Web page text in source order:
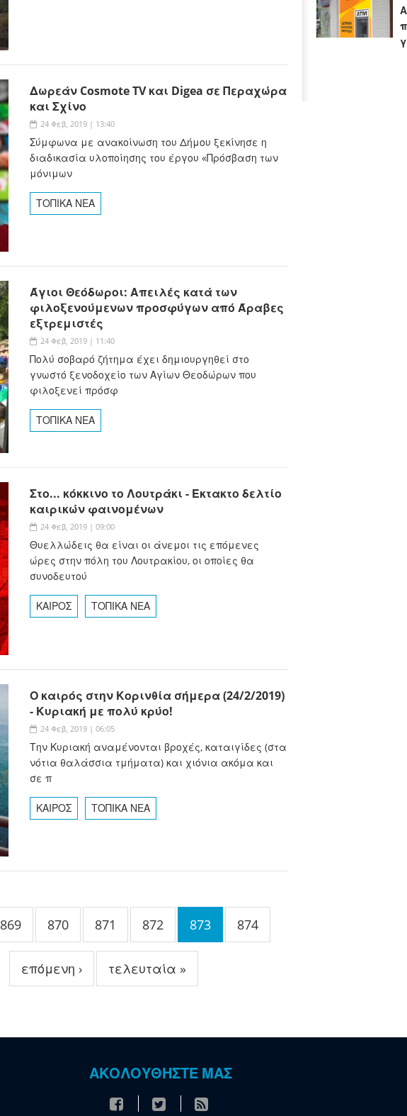
Δωρεάν Cosmote TV και Digea σε Περαχώρα
και Σχίνο
24 Φεβ, 2019 | 13:40
Σύμφωνα με ανακοίνωση του Δήμου ξεκίνησε η
διαδικασία υλοποίησης του έργου «Πρόσβαση των
μόνιμων
ΤΟΠΙΚΑ ΝΕΑ
Άγιοι Θεόδωροι: Απειλές κατά των
φιλοξενούμενων προσφύγων από Άραβες
εξτρεμιστές
24 Φεβ, 2019 | 11:40
Πολύ σοβαρό ζήτημα έχει δημιουργηθεί στο
γνωστό ξενοδοχείο των Αγίων Θεοδώρων που
φιλοξενεί πρόσφ
ΤΟΠΙΚΑ ΝΕΑ
Στο... κόκκινο το Λουτράκι - Έκτακτο δελτίο
καιρικών φαινομένων
24 Φεβ, 2019 | 09:00
Θυελλώδεις θα είναι οι άνεμοι τις επόμενες
ώρες στην πόλη του Λουτρακίου, οι οποίες θα
συνοδευτού
ΚΑΙΡΟΣ ΤΟΠΙΚΑ ΝΕΑ
Ο καιρός στην Κορινθία σήμερα (24/2/2019)
- Κυριακή με πολύ κρύο!
24 Φεβ, 2019 | 06:05
Την Κυριακή αναμένονται βροχές, καταιγίδες (στα
νότια θαλάσσια τμήματα) και χιόνια ακόμα και
σε π
ΚΑΙΡΟΣ ΤΟΠΙΚΑ ΝΕΑ
869 870 871 872 873 874
επόμενη › τελευταία »
ΑΚΟΛΟΥΘΗΣΤΕ ΜΑΣ